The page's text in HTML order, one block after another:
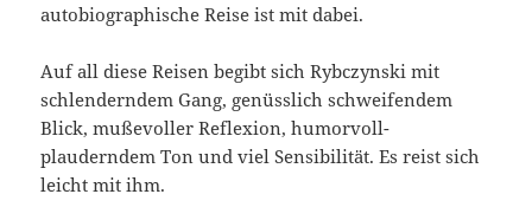
autobiographische Reise ist mit dabei.
Auf all diese Reisen begibt sich Rybczynski mit
schlenderndem Gang, genüsslich schweifendem
Blick, mußevoller Reflexion, humorvoll-
plauderndem Ton und viel Sensibilität. Es reist sich
leicht mit ihm.